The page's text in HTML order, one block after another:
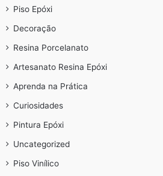
Piso Epóxi
Decoração
Resina Porcelanato
Artesanato Resina Epóxi
Aprenda na Prática
Curiosidades
Pintura Epóxi
Uncategorized
Piso Vinílico